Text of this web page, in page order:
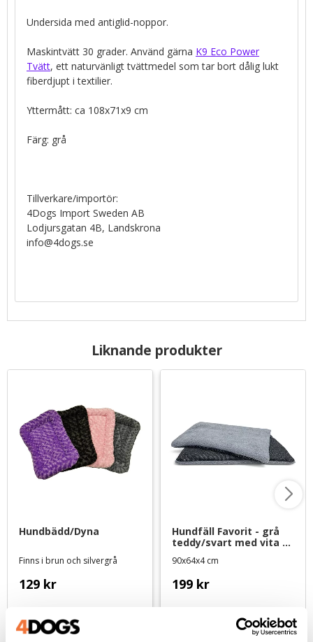
Undersida med antiglid-noppor.
Maskintvätt 30 grader. Använd gärna K9 Eco Power
Tvätt, ett naturvänligt tvättmedel som tar bort dålig lukt
fiberdjupt i textilier.
Yttermått: ca 108x71x9 cm
Färg: grå
Tillverkare/importör:
4Dogs Import Sweden AB
Lodjursgatan 4B, Landskrona
info@4dogs.se
Liknande produkter
Hundbädd/Dyna
Finns i brun och silvergrå
129 kr
Hundfäll Favorit - grå
teddy/svart med vita
90x64x4 cm
199 kr